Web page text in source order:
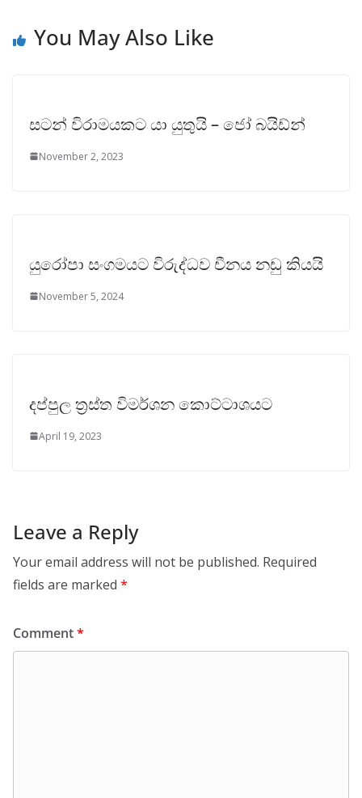
You May Also Like
සටන් විරාමයකට යා යුතුයි – ජෝ බයිඩ්න්
November 2, 2023
යුරෝපා සංගමයට විරුද්ධව චීනය නඩු කියයි
November 5, 2024
දප්පුල ත්‍රස්ත විමර්ශන කොට්ටාශයට
April 19, 2023
Leave a Reply
Your email address will not be published. Required
fields are marked *
Comment*